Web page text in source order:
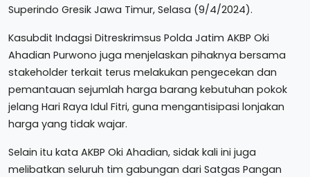
Superindo Gresik Jawa Timur, Selasa (9/4/2024).
Kasubdit Indagsi Ditreskrimsus Polda Jatim AKBP Oki
Ahadian Purwono juga menjelaskan pihaknya bersama
stakeholder terkait terus melakukan pengecekan dan
pemantauan sejumlah harga barang kebutuhan pokok
jelang Hari Raya Idul Fitri, guna mengantisipasi lonjakan
harga yang tidak wajar.
Selain itu kata AKBP Oki Ahadian, sidak kali ini juga
melibatkan seluruh tim gabungan dari Satgas Pangan